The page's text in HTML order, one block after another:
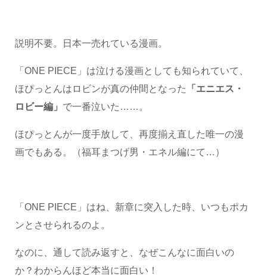
説明不要。日本一売れている漫画。
「ONE PIECE」は泣ける漫画としても知られていて、
ほぴっとんはロビンが真の仲間となった
「エニエス・
ロビー編」 で一番泣いた……。
ほぴっとんが一度手放して、再度揃え直した唯一の漫
画でもある。（福耳まつげ男・エネル編にて…）
「ONE PIECE」はね、新章に突入した時、いつもポカ
ンとさせられるのよ。
なのに、通して読み返すと、なぜこんなに面白いの
か？わからんほど本当に面白い！